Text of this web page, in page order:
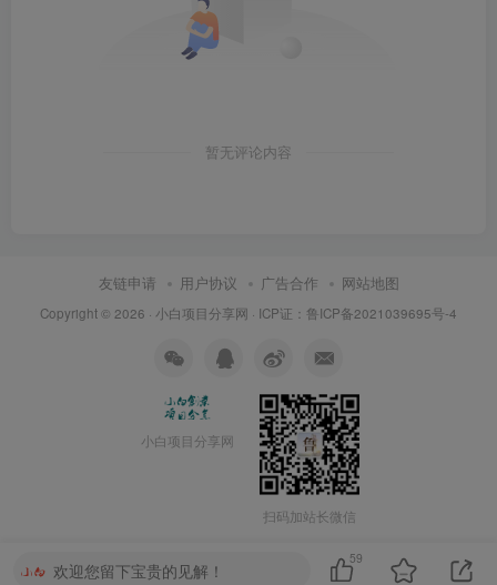
暂无评论内容
友链申请 用户协议 广告合作 网站地图
Copyright © 2026 · 小白项目分享网 · ICP证： 鲁ICP备2021039695号-4
小白项目分享网
扫码加站长微信
欢迎您留下宝贵的见解！
59